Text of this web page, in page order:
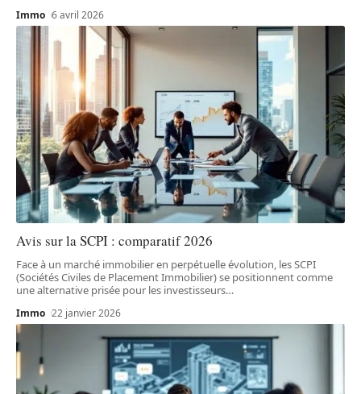
Immo 6 avril 2026
Avis sur la SCPI : comparatif 2026
Face à un marché immobilier en perpétuelle évolution, les SCPI
(Sociétés Civiles de Placement Immobilier) se positionnent comme
une alternative prisée pour les investisseurs…
Immo 22 janvier 2026